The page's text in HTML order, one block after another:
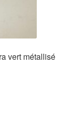
vert métallisé